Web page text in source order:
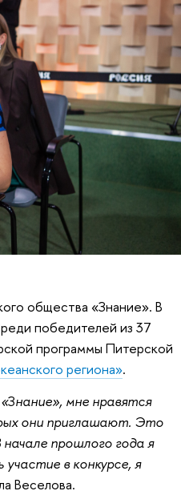
общества «Знание». В
победителей из 37
программы Питерской
региона».
Знание», мне нравятся
они приглашают. Это
прошлого года я
в конкурсе, я
Веселова.